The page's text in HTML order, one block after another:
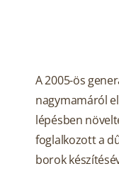
A 2005-ös
nagymamáról
lépésben
foglalkozott a
borok